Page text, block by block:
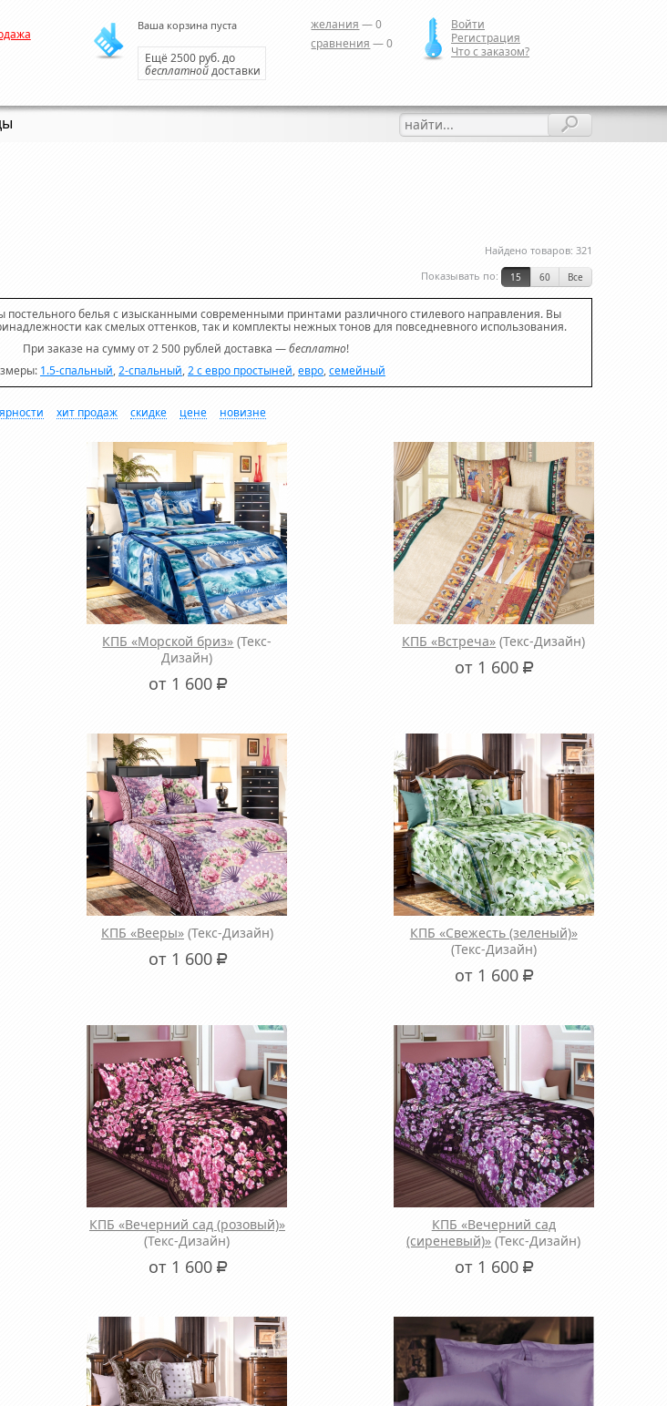
Ваша корзина пуста
Ещё 2500 руб. до
бесплатнойдоставки
желания —0
сравнения —0
Войти
Регистрация
Что с заказом?
Найдено товаров: 321
Показывать по:
15 60 Все
постельного белья с изысканными современными принтами различного стилевого направления. Вы
как смелых оттенков, так и комплекты нежных тонов для повседневного использования.
При заказе на сумму от 2 500 рублей доставка —бесплатно!
1.5-спальный,2-спальный,2 с евро простыней,евро,семейный
хит продаж скидке цене новизне
КПБ «Морской бриз» (Текс-
Дизайн)
от 1 600 Р
КПБ «Встреча» (Текс-Дизайн)
от 1 600Р
КПБ «Вееры» (Текс-Дизайн)
от 1 600 Р
КПБ «Свежесть (зеленый)»
(Текс-Дизайн)
от 1 600Р
КПБ «Вечерний сад (розовый)»
(Текс-Дизайн)
от 1 600 Р
КПБ «Вечерний сад
(сиреневый)» (Текс-Дизайн)
от 1 600Р